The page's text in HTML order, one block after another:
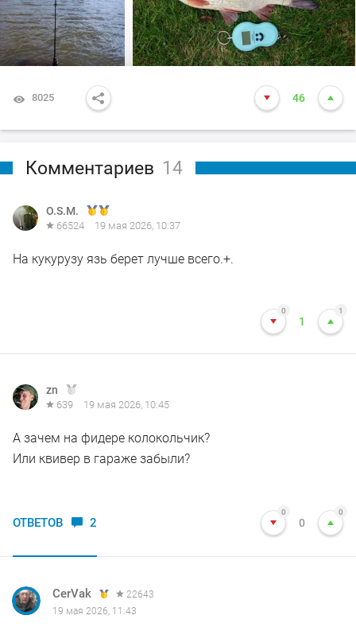
8025 46
Комментариев 14
O.S.M.
66524 19 мая 2026, 10:37
На кукурузу язь берет лучше всего.+.
0
1
1
zn
639 19 мая 2026, 10:45
А зачем на фидере колокольчик?
Или квивер в гараже забыли?
ОТВЕТОВ 2
0
0
0
CerVak
22643
19 мая 2026, 11:43